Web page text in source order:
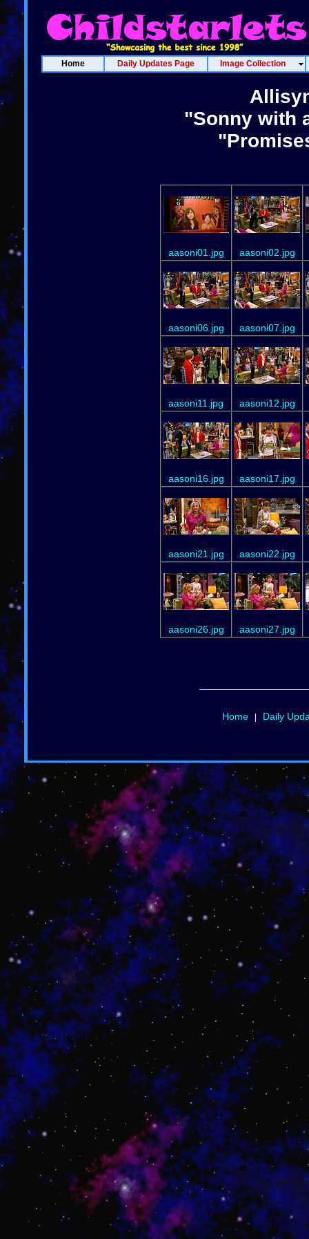
Home Daily Updates Page Image Collection
"Sonny with
aasoni01.jpg aasoni02.jpg
aasoni06.jpg aasoni07.jpg
aasoni11.jpg aasoni12.jpg
aasoni16.jpg aasoni17.jpg
aasoni21.jpg aasoni22.jpg
aasoni26.jpg aasoni27.jpg
Home| Daily